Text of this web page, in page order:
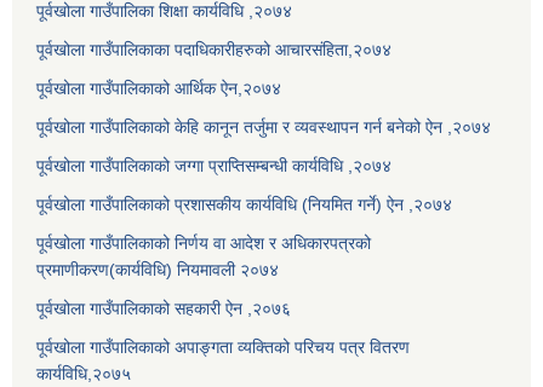
पूर्वखोला गाउँपालिका शिक्षा कार्यविधि ,२०७४
पूर्वखोला गाउँपालिकाका पदाधिकारीहरुको आचारसंहिता,२०७४
पूर्वखोला गाउँपालिकाको आर्थिक ऐन,२०७४
पूर्वखोला गाउँपालिकाको केहि कानून तर्जुमा र व्यवस्थापन गर्न बनेको ऐन ,२०७४
पूर्वखोला गाउँपालिकाको जग्गा प्राप्तिसम्बन्धी कार्यविधि ,२०७४
पूर्वखोला गाउँपालिकाको प्रशासकीय कार्यविधि (नियमित गर्ने) ऐन ,२०७४
पूर्वखोला गाउँपालिकाको निर्णय वा आदेश र अधिकारपत्रको
प्रमाणीकरण(कार्यविधि) नियमावली २०७४
पूर्वखोला गाउँपालिकाको सहकारी ऐन ,२०७६
पूर्वखोला गाउँपालिकाको अपाङ्गता व्यक्तिको परिचय पत्र वितरण
कार्यविधि,२०७५